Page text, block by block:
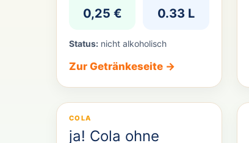
0,25 € 0.33 L
Status: nicht alkoholisch
Zur Getränkeseite →
COLA
ja! Cola ohne